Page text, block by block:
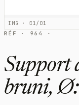
IMG · 01/01
RÉF · 964 ·
Support
bruni,